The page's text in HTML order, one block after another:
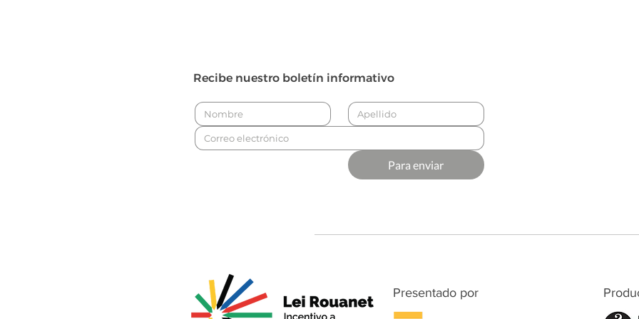
Recibe nuestro boletín informativo
Para enviar
Presentado por